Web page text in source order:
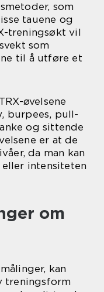
som
tauene og
treningsøkt vil
som
til å utføre et
øvelsene
burpees, pull-
og sittende
er at de
da man kan
intensiteten
om
kan
treningsform